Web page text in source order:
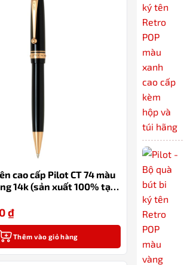
cao cấp Pilot CT 74 màu
14k (sản xuất 100% tại
₫
Thêm vào giỏ hàng